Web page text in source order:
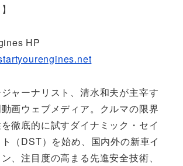
HP
ャーナリスト、清水和夫が主宰す
画ウェブメディア。クルマの限界
徹底的に試すダイナミック・セイ
（DST）を始め、国内外の新車イ
、注目度の高まる先進安全技術、